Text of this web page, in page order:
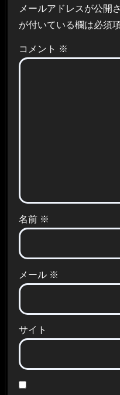
メールアドレスが公開
が付いている欄は必須
コメント ※
名前 ※
メール ※
サイト